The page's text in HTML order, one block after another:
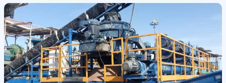
新
疆
克
拉
玛
依-
油